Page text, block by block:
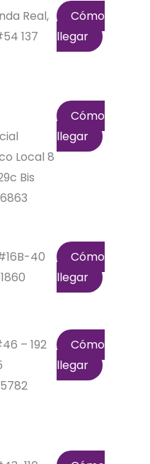
Real,
137
Cómo
llegar
Local 8
Bis
Cómo
llegar
40
Cómo
llegar
– 192
Cómo
llegar